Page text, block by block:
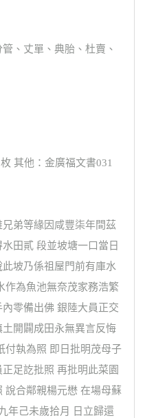
、丈單、典胎、杜賣、
其他：金廣福文書031
弟等緣因咸豐柒年間茲
田貳 段並坡塘一口當日
坡乃係祖屋門前有庫水
作為魚池無奈茂家務浩繁
零備出佛 銀陸大員正交
開闢成田永無異言反悔
付執為照 即日批明茂母子
足訖批照 再批明此菜園
說合鄰親楊元懋 在場母蘇
年己未歲拾月 日立歸還